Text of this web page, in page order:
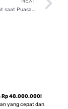
Tetap Fit dan Sehat saat Puasa? Ini 7 Cara Mudahnya!
Rp 48.000.000!
yang cepat dan